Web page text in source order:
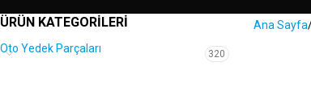
ÜRÜN KATEGORILERI
Oto Yedek Parçaları 320
Ana Sayfa